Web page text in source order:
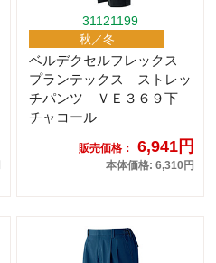
31121199
秋／冬
ベルデクセルフレックス
プランテックス ストレッ
チパンツ ＶＥ３６９下
チャコール
販売価格： 6,941円
本体価格: 6,310円